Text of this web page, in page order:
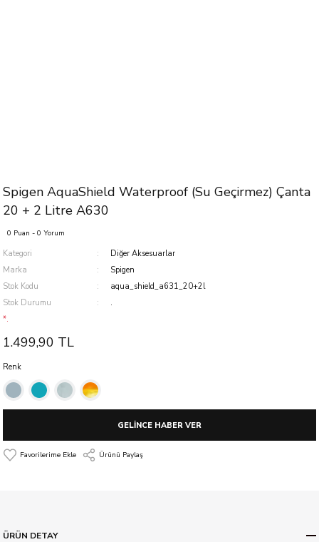
Spigen AquaShield Waterproof (Su Geçirmez) Çanta
20 + 2 Litre A630
0 Puan - 0 Yorum
Kategori
Diğer Aksesuarlar
Marka
Spigen
Stok Kodu
aqua_shield_a631_20+2l
Stok Durumu
.
*.
1.499,90 TL
Renk
GELİNCE HABER VER
Ürünü Paylaş
ÜRÜN DETAY